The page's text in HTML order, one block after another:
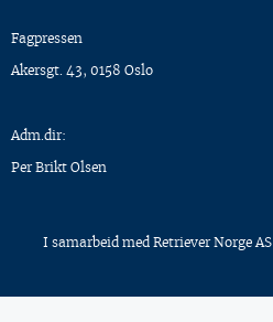
Fagpressen
Akersgt. 43, 0158 Oslo
Adm.dir:
Per Brikt Olsen
I samarbeid med Retriever Norge AS